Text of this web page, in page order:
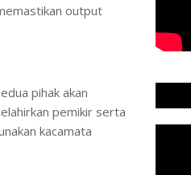
output
pihak akan
pemikir serta
kacamata